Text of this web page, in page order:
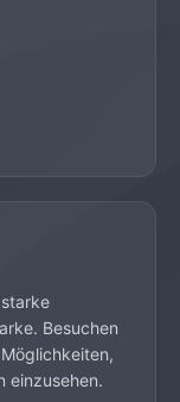
Besuchen
einzusehen.